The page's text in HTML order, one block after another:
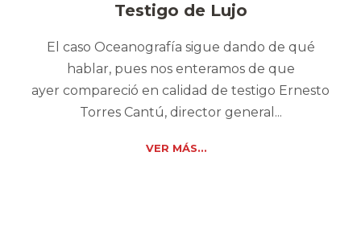
Testigo de Lujo
El caso Oceanografía sigue dando de qué
hablar, pues nos enteramos de que
ayer compareció en calidad de testigo Ernesto
Torres Cantú, director general...
VER MÁS...